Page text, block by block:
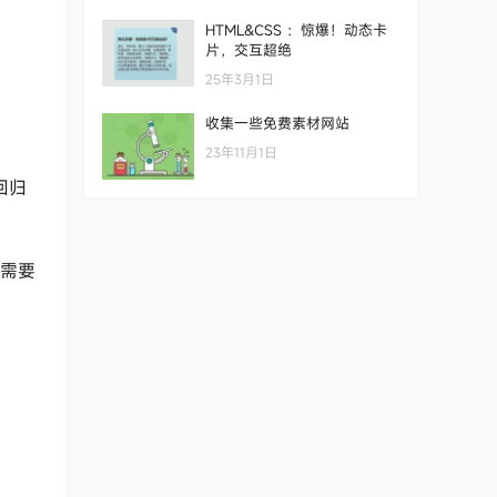
归
要
HTML&CSS ：惊爆！动态卡
片，交互超绝
25年3月1日
收集一些免费素材网站
23年11月1日